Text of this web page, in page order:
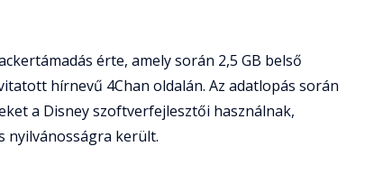
érte, amely során 2,5 GB belső
hírnevű 4Chan oldalán. Az adatlopás során
a Disney szoftverfejlesztői használnak,
nyilvánosságra került.